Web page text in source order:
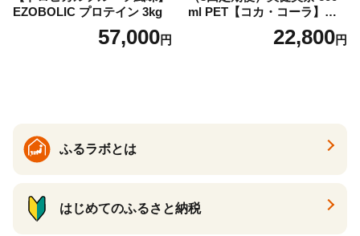
EZOBOLIC プロテイン 3kg
57,000円
ml PET【コカ・コーラ】ペ
ットボトル 1ケース(24本) 定
期便 3回(72本) セット お茶
22,800円
ふるラボとは
はじめてのふるさと納税